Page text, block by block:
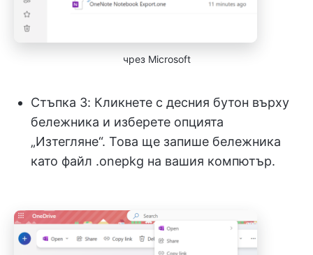
чрез Microsoft
Стъпка 3: Кликнете с десния бутон върху
бележника и изберете опцията
„Изтегляне“. Това ще запише бележника
като файл .onepkg на вашия компютър.